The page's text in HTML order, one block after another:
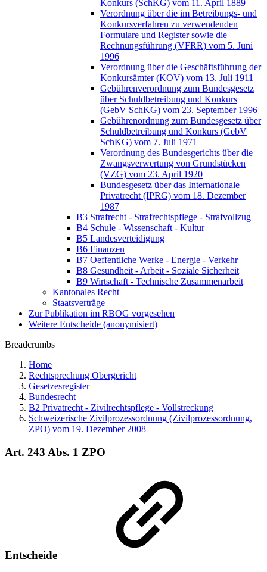
Konkurs (SchKG) vom 11. April 1889
Verordnung über die im Betreibungs- und
Konkursverfahren zu verwendenden
Formulare und Register sowie die
Rechnungsführung (VFRR) vom 5. Juni
1996
Verordnung über die Geschäftsführung der
Konkursämter (KOV) vom 13. Juli 1911
Gebührenverordnung zum Bundesgesetz
über Schuldbetreibung und Konkurs
(GebV SchKG) vom 23. September 1996
Gebührenordnung zum Bundesgesetz über
Schuldbetreibung und Konkurs (GebV
SchKG) vom 7. Juli 1971
Verordnung des Bundesgerichts über die
Zwangsverwertung von Grundstücken
(VZG) vom 23. April 1920
Bundesgesetz über das Internationale
Privatrecht (IPRG) vom 18. Dezember
1987
B3 Strafrecht - Strafrechtspflege - Strafvollzug
B4 Schule - Wissenschaft - Kultur
B5 Landesverteidigung
B6 Finanzen
B7 Oeffentliche Werke - Energie - Verkehr
B8 Gesundheit - Arbeit - Soziale Sicherheit
B9 Wirtschaft - Technische Zusammenarbeit
Kantonales Recht
Staatsverträge
Zur Publikation im RBOG vorgesehen
Weitere Entscheide (anonymisiert)
Breadcrumbs
Home
Rechtsprechung Obergericht
Gesetzesregister
Bundesrecht
B2 Privatrecht - Zivilrechtspflege - Vollstreckung
Schweizerische Zivilprozessordnung (Zivilprozessordnung,
ZPO) vom 19. Dezember 2008
Art. 243 Abs. 1 ZPO
Entscheide